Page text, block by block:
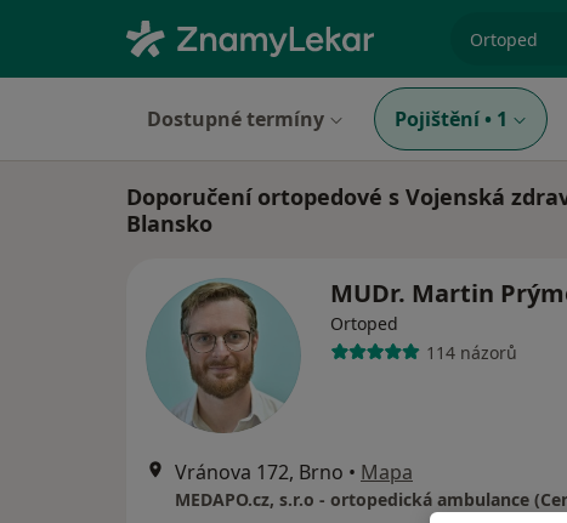
Dostupné termíny Pojištění • 1
Doporučení ortopedové s Vojenská
Blansko
MUDr. Martin
Ortoped
114 názorů
Vránova 172, Brno • Mapa